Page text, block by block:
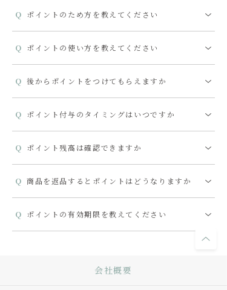
ポイントのため方を教えてください
ポイントの使い方を教えてください
後からポイントをつけてもらえますか
ポイント付与のタイミングはいつですか
ポイント残高は確認できますか
商品を返品するとポイントはどうなりますか
ポイントの有効期限を教えてください
会社概要